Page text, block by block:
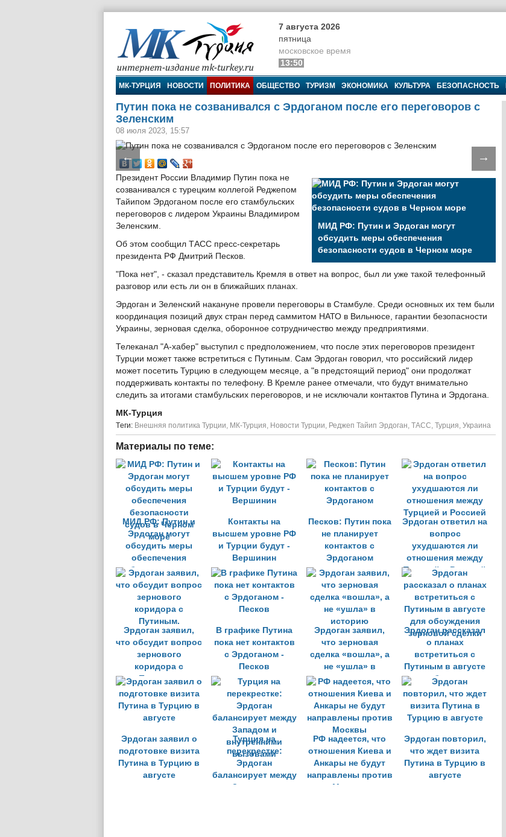
МК-Турция
7 августа 2026
пятница
московское время
13:50
МК-ТУРЦИЯ НОВОСТИ ПОЛИТИКА ОБЩЕСТВО ТУРИЗМ ЭКОНОМИКА КУЛЬТУРА БЕЗОПАСНОСТЬ
Путин пока не созванивался с Эрдоганом после его переговоров с
Зеленским
08 июля 2023, 15:57
← →
МИД РФ: Путин и Эрдоган могут
обсудить меры обеспечения
безопасности судов в Черном море
Президент России Владимир Путин пока не
созванивался с турецким коллегой Реджепом
Тайипом Эрдоганом после его стамбульских
переговоров с лидером Украины Владимиром
Зеленским.
Об этом сообщил ТАСС пресс-секретарь
президента РФ Дмитрий Песков.
"Пока нет", - сказал представитель Кремля в ответ на вопрос, был ли уже такой телефонный
разговор или есть ли он в ближайших планах.
Эрдоган и Зеленский накануне провели переговоры в Стамбуле. Среди основных их тем были
координация позиций двух стран перед саммитом НАТО в Вильнюсе, гарантии безопасности
Украины, зерновая сделка, оборонное сотрудничество между предприятиями.
Телеканал "А-хабер" выступил с предположением, что после этих переговоров президент
Турции может также встретиться с Путиным. Сам Эрдоган говорил, что российский лидер
может посетить Турцию в следующем месяце, а "в предстоящий период" они продолжат
поддерживать контакты по телефону. В Кремле ранее отмечали, что будут внимательно
следить за итогами стамбульских переговоров, и не исключали контактов Путина и Эрдогана.
МК-Турция
Tеги: Внешняя политика Турции, МК-Турция, Новости Турции, Реджеп Тайип Эрдоган, ТАСС, Турция, Украина
Материалы по теме:
МИД РФ: Путин и
Эрдоган могут
обсудить меры
обеспечения
безопасности
судов в Черном
море
Контакты на
высшем уровне РФ
и Турции будут -
Вершинин
Песков: Путин пока
не планирует
контактов с
Эрдоганом
Эрдоган ответил на
вопрос
ухудшаются ли
отношения между
Турцией и Россией
Эрдоган заявил,
что обсудит вопрос
зернового
коридора с
Путиным.
В графике Путина
пока нет контактов
с Эрдоганом -
Песков
Эрдоган заявил,
что зерновая
сделка «вошла», а
не «ушла» в
историю
Эрдоган рассказал
о планах
встретиться с
Путиным в августе
для обсуждения
зерновой сделки
Эрдоган заявил о
подготовке визита
Путина в Турцию в
августе
Турция на
перекрестке:
Эрдоган
балансирует между
Западом и
РФ надеется, что
отношения Киева и
Анкары не будут
направлены против
Москвы
Эрдоган повторил,
что ждет визита
Путина в Турцию в
августе